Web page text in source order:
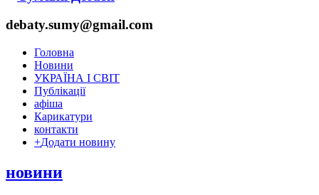
debaty.sumy@gmail.com
Головна
Новини
УКРАЇНА І СВІТ
Публікації
афіша
Карикатури
контакти
+Додати новину
новини